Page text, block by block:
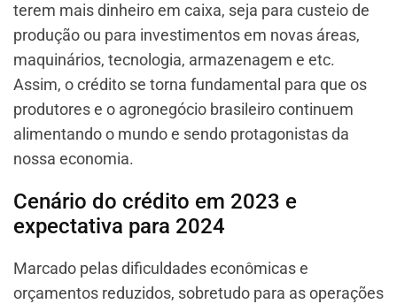
terem mais dinheiro em caixa, seja para custeio de
produção ou para investimentos em novas áreas,
maquinários, tecnologia, armazenagem e etc.
Assim, o crédito se torna fundamental para que os
produtores e o agronegócio brasileiro continuem
alimentando o mundo e sendo protagonistas da
nossa economia.
Cenário do crédito em 2023 e
expectativa para 2024
Marcado pelas dificuldades econômicas e
orçamentos reduzidos, sobretudo para as operações